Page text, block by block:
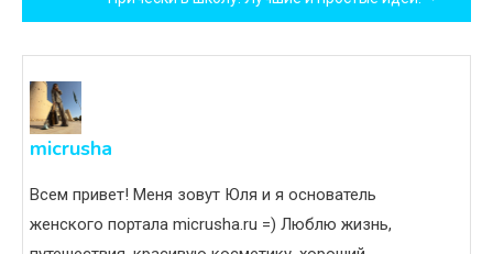
записям
micrusha
Всем привет! Меня зовут Юля и я основатель
женского портала micrusha.ru =) Люблю жизнь,